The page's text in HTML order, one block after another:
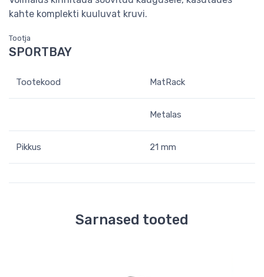
kahte komplekti kuuluvat kruvi.
Tootja
SPORTBAY
Tootekood MatRack
Metalas
Pikkus 21 mm
Sarnased tooted